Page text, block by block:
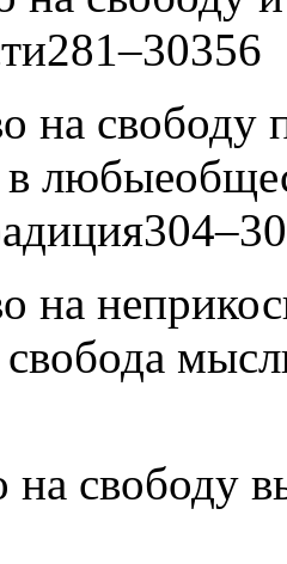
на свободу
в
на
на свободу